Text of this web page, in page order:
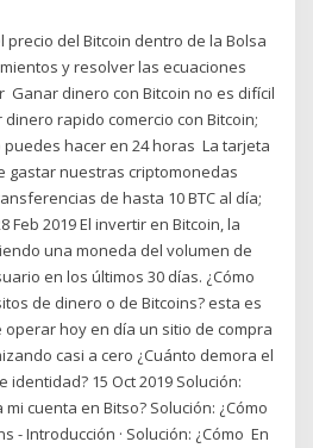
precio del Bitcoin dentro de la Bolsa
y resolver las ecuaciones
Ganar dinero con Bitcoin no es difícil
rapido comercio con Bitcoin;
puedes hacer en 24 horas La tarjeta
gastar nuestras criptomonedas
de hasta 10 BTC al día;
Feb 2019 El invertir en Bitcoin, la
una moneda del volumen de
en los últimos 30 días. ¿Cómo
de dinero o de Bitcoins? esta es
hoy en día un sitio de compra
casi a cero ¿Cuánto demora el
15 Oct 2019 Solución:
cuenta en Bitso? Solución: ¿Cómo
- Introducción · Solución: ¿Cómo En